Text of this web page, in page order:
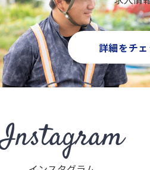
詳細をチ
Instagram